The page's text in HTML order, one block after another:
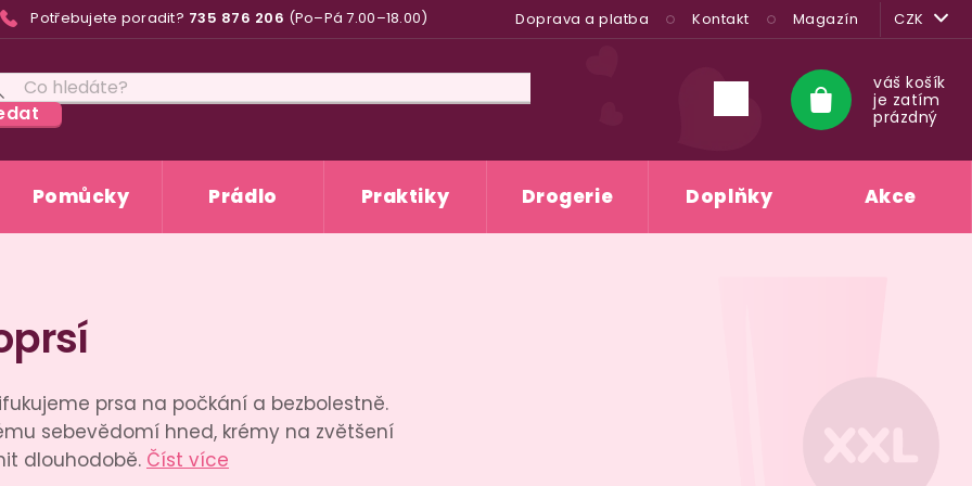
Potřebujete poradit? 735 876 206 (Po–Pá 7.00–18.00) Doprava a platba Kontakt Magazín CZK
Nákupní
košík
váš košík
je zatím
prázdný
Pomůcky Prádlo Praktiky Drogerie Doplňky Akce
prsa na počkání a bezbolestně.
sebevědomí hned, krémy na zvětšení
dlouhodobě. Číst více